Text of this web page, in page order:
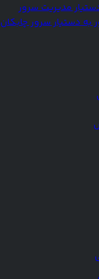
مدیریت سرور
به دستیار سرور چابکان